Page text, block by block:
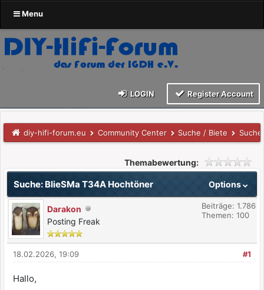
Menu
LOGIN Register Account
diy-hifi-forum.eu Community Center Suche / Biete
Themabewertung:
Options
Suche: BlieSMa T34A Hochtöner
Darakon
Posting Freak
Beiträge: 1.786
Themen: 100
#1
18.02.2026, 19:09
Hallo,